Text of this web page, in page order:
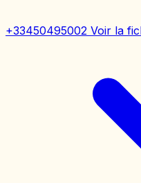
+33450495002 Voir la